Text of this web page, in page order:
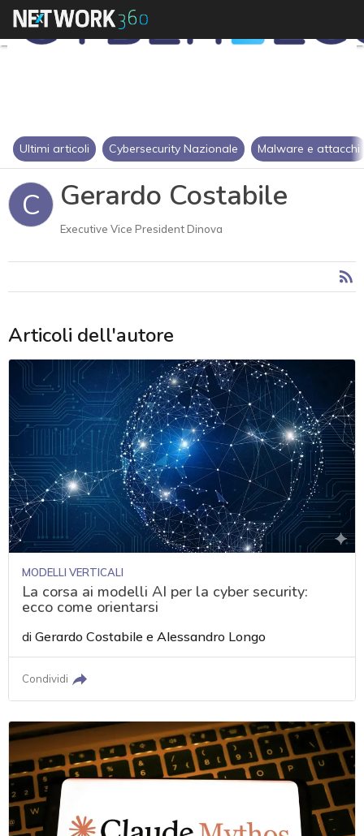
Ultimi articoli Cybersecurity Nazionale Malware e attacchi
C Gerardo Costabile
Executive Vice President Dinova
Articoli dell'autore
MODELLI VERTICALI
La corsa ai modelli AI per la cyber security:
ecco come orientarsi
diGerardo Costabile eAlessandro Longo
Condividi